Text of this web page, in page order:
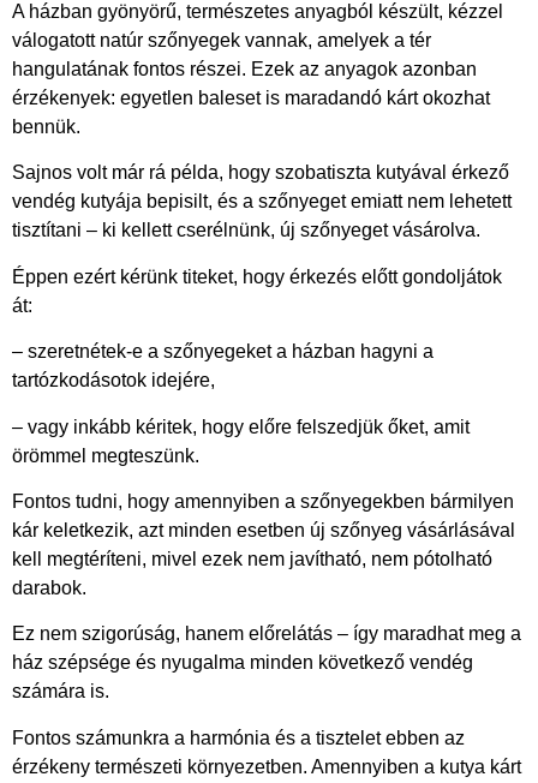
A házban gyönyörű, természetes anyagból készült, kézzel
válogatott natúr szőnyegek vannak, amelyek a tér
hangulatának fontos részei. Ezek az anyagok azonban
érzékenyek: egyetlen baleset is maradandó kárt okozhat
bennük.
Sajnos volt már rá példa, hogy szobatiszta kutyával érkező
vendég kutyája bepisilt, és a szőnyeget emiatt nem lehetett
tisztítani – ki kellett cserélnünk, új szőnyeget vásárolva.
Éppen ezért kérünk titeket, hogy érkezés előtt gondoljátok
át:
– szeretnétek-e a szőnyegeket a házban hagyni a
tartózkodásotok idejére,
– vagy inkább kéritek, hogy előre felszedjük őket, amit
örömmel megteszünk.
Fontos tudni, hogy amennyiben a szőnyegekben bármilyen
kár keletkezik, azt minden esetben új szőnyeg vásárlásával
kell megtéríteni, mivel ezek nem javítható, nem pótolható
darabok.
Ez nem szigorúság, hanem előrelátás – így maradhat meg a
ház szépsége és nyugalma minden következő vendég
számára is.
Fontos számunkra a harmónia és a tisztelet ebben az
érzékeny természeti környezetben. Amennyiben a kutya kárt